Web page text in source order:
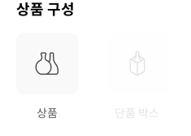
상품 구성
상품 단품 박스